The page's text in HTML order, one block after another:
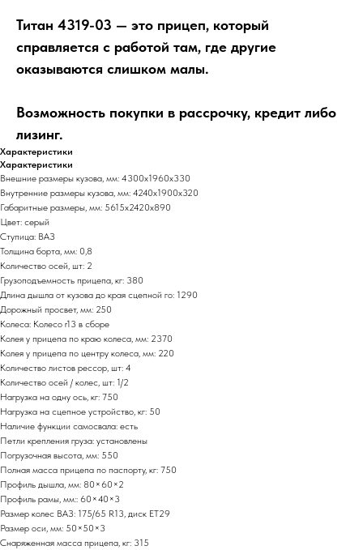
Титан 4319-03 — это прицеп, который
справляется с работой там, где другие
оказываются слишком малы.
Возможность покупки в рассрочку, кредит либо
лизинг.
Характеристики
Характеристики
Внешние размеры кузова, мм: 4300х1960х330
Внутренние размеры кузова, мм: 4240х1900х320
Габаритные размеры, мм: 5615х2420х890
Цвет: серый
Ступица: ВАЗ
Толщина борта, мм: 0,8
Количество осей, шт: 2
Грузоподъемность прицепа, кг: 380
Длина дышла от кузова до края сцепной го: 1290
Дорожный просвет, мм: 250
Колеса: Колесо r13 в сборе
Колея у прицепа по краю колеса, мм: 2370
Колея у прицепа по центру колеса, мм: 220
Количество листов рессор, шт: 4
Количество осей / колес, шт: 1/2
Нагрузка на одну ось, кг: 750
Нагрузка на сцепное устройство, кг: 50
Наличие функции самосвала: есть
Петли крепления груза: установлены
Погрузочная высота, мм: 550
Полная масса прицепа по паспорту, кг: 750
Профиль дышла, мм: 80×60×2
Профиль рамы, мм:: 60×40×3
Размер колес ВАЗ: 175/65 R13, диск ET29
Размер оси, мм: 50×50×3
Снаряженная масса прицепа, кг: 315